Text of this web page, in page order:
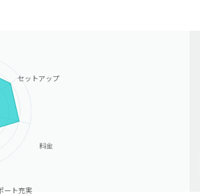
セットアップ
料金
ート充実